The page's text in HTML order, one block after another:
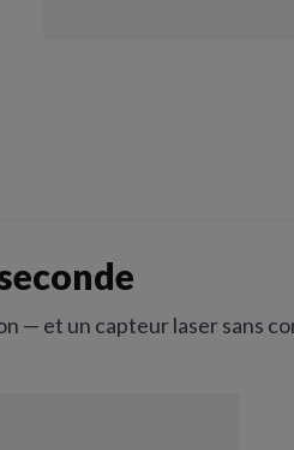
— et un capteur laser sans